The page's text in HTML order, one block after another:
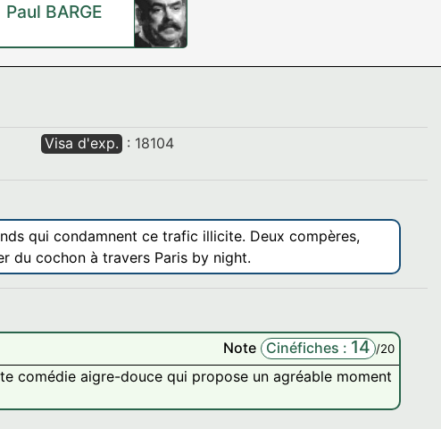
Paul BARGE
Visa d'exp. : 18104
qui condamnent ce trafic illicite. Deux compères,
du cochon à travers Paris by night.
Note Cinéfiches : 14 /20
comédie aigre-douce qui propose un agréable moment